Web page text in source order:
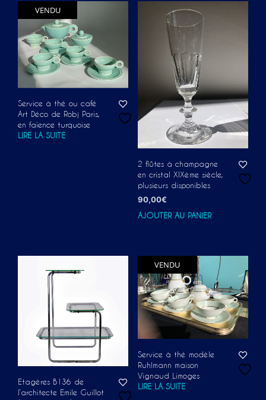
VENDU
Service à thé ou café
Art Déco de Robj Paris,
en faïence turquoise
LIRE LA SUITE
2 flûtes à champagne
en cristal XIXème siècle,
plusieurs disponibles
90,00€
AJOUTER AU PANIER
Etagères B136 de
l’architecte Emile Guillot
VENDU
Service à thé modèle
Ruhlmann maison
Vignaud Limoges
LIRE LA SUITE